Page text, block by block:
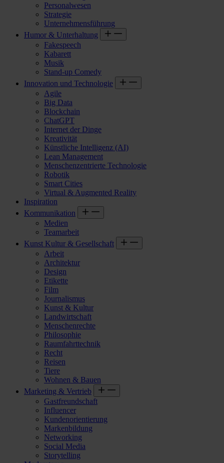
Personalwesen
Strategie
Unternehmensführung
Humor & Unterhaltung
Fakespeech
Kabarett
Musik
Stand-up Comedy
Innovation und Technologie
Agile
Big Data
Blockchain
ChatGPT
Internet der Dinge
Kreativität
Künstliche Intelligenz (AI)
Lean Management
Menschenzentrierte Technologie
Robotik
Smart Cities
Virtual & Augmented Reality
Inspiration
Kommunikation
Medien
Teamarbeit
Kunst Kultur & Gesellschaft
Arbeit
Architektur
Design
Etikette
Film
Journalismus
Kunst & Kultur
Landwirtschaft
Menschenrechte
Philosophie
Raumfahrttechnik
Recht
Reisen
Tiere
Wohnen & Bauen
Marketing & Vertrieb
Gastfreundschaft
Influencer
Kundenorientierung
Markenbildung
Networking
Social Media
Storytelling